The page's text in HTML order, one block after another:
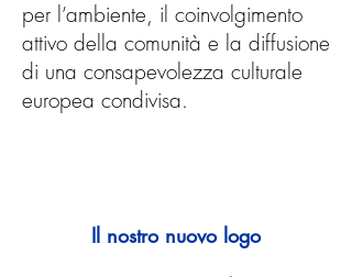
per l’ambiente, il coinvolgimento
attivo della comunità e la diffusione
di una consapevolezza culturale
europea condivisa.
Il nostro nuovo logo